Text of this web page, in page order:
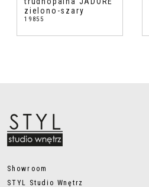
zielono-szary
19855
Showroom
STYL Studio Wnętrz